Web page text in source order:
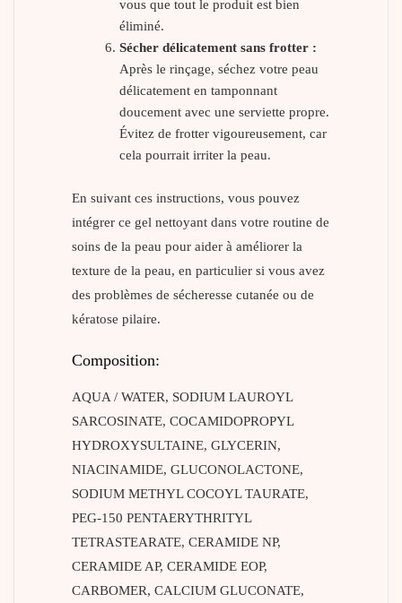
vous que tout le produit est bien
éliminé.
Sécher délicatement sans frotter :
Après le rinçage, séchez votre peau
délicatement en tamponnant
doucement avec une serviette propre.
Évitez de frotter vigoureusement, car
cela pourrait irriter la peau.
En suivant ces instructions, vous pouvez
intégrer ce gel nettoyant dans votre routine de
soins de la peau pour aider à améliorer la
texture de la peau, en particulier si vous avez
des problèmes de sécheresse cutanée ou de
kératose pilaire.
Composition:
AQUA / WATER, SODIUM LAUROYL
SARCOSINATE, COCAMIDOPROPYL
HYDROXYSULTAINE, GLYCERIN,
NIACINAMIDE, GLUCONOLACTONE,
SODIUM METHYL COCOYL TAURATE,
PEG-150 PENTAERYTHRITYL
TETRASTEARATE, CERAMIDE NP,
CERAMIDE AP, CERAMIDE EOP,
CARBOMER, CALCIUM GLUCONATE,